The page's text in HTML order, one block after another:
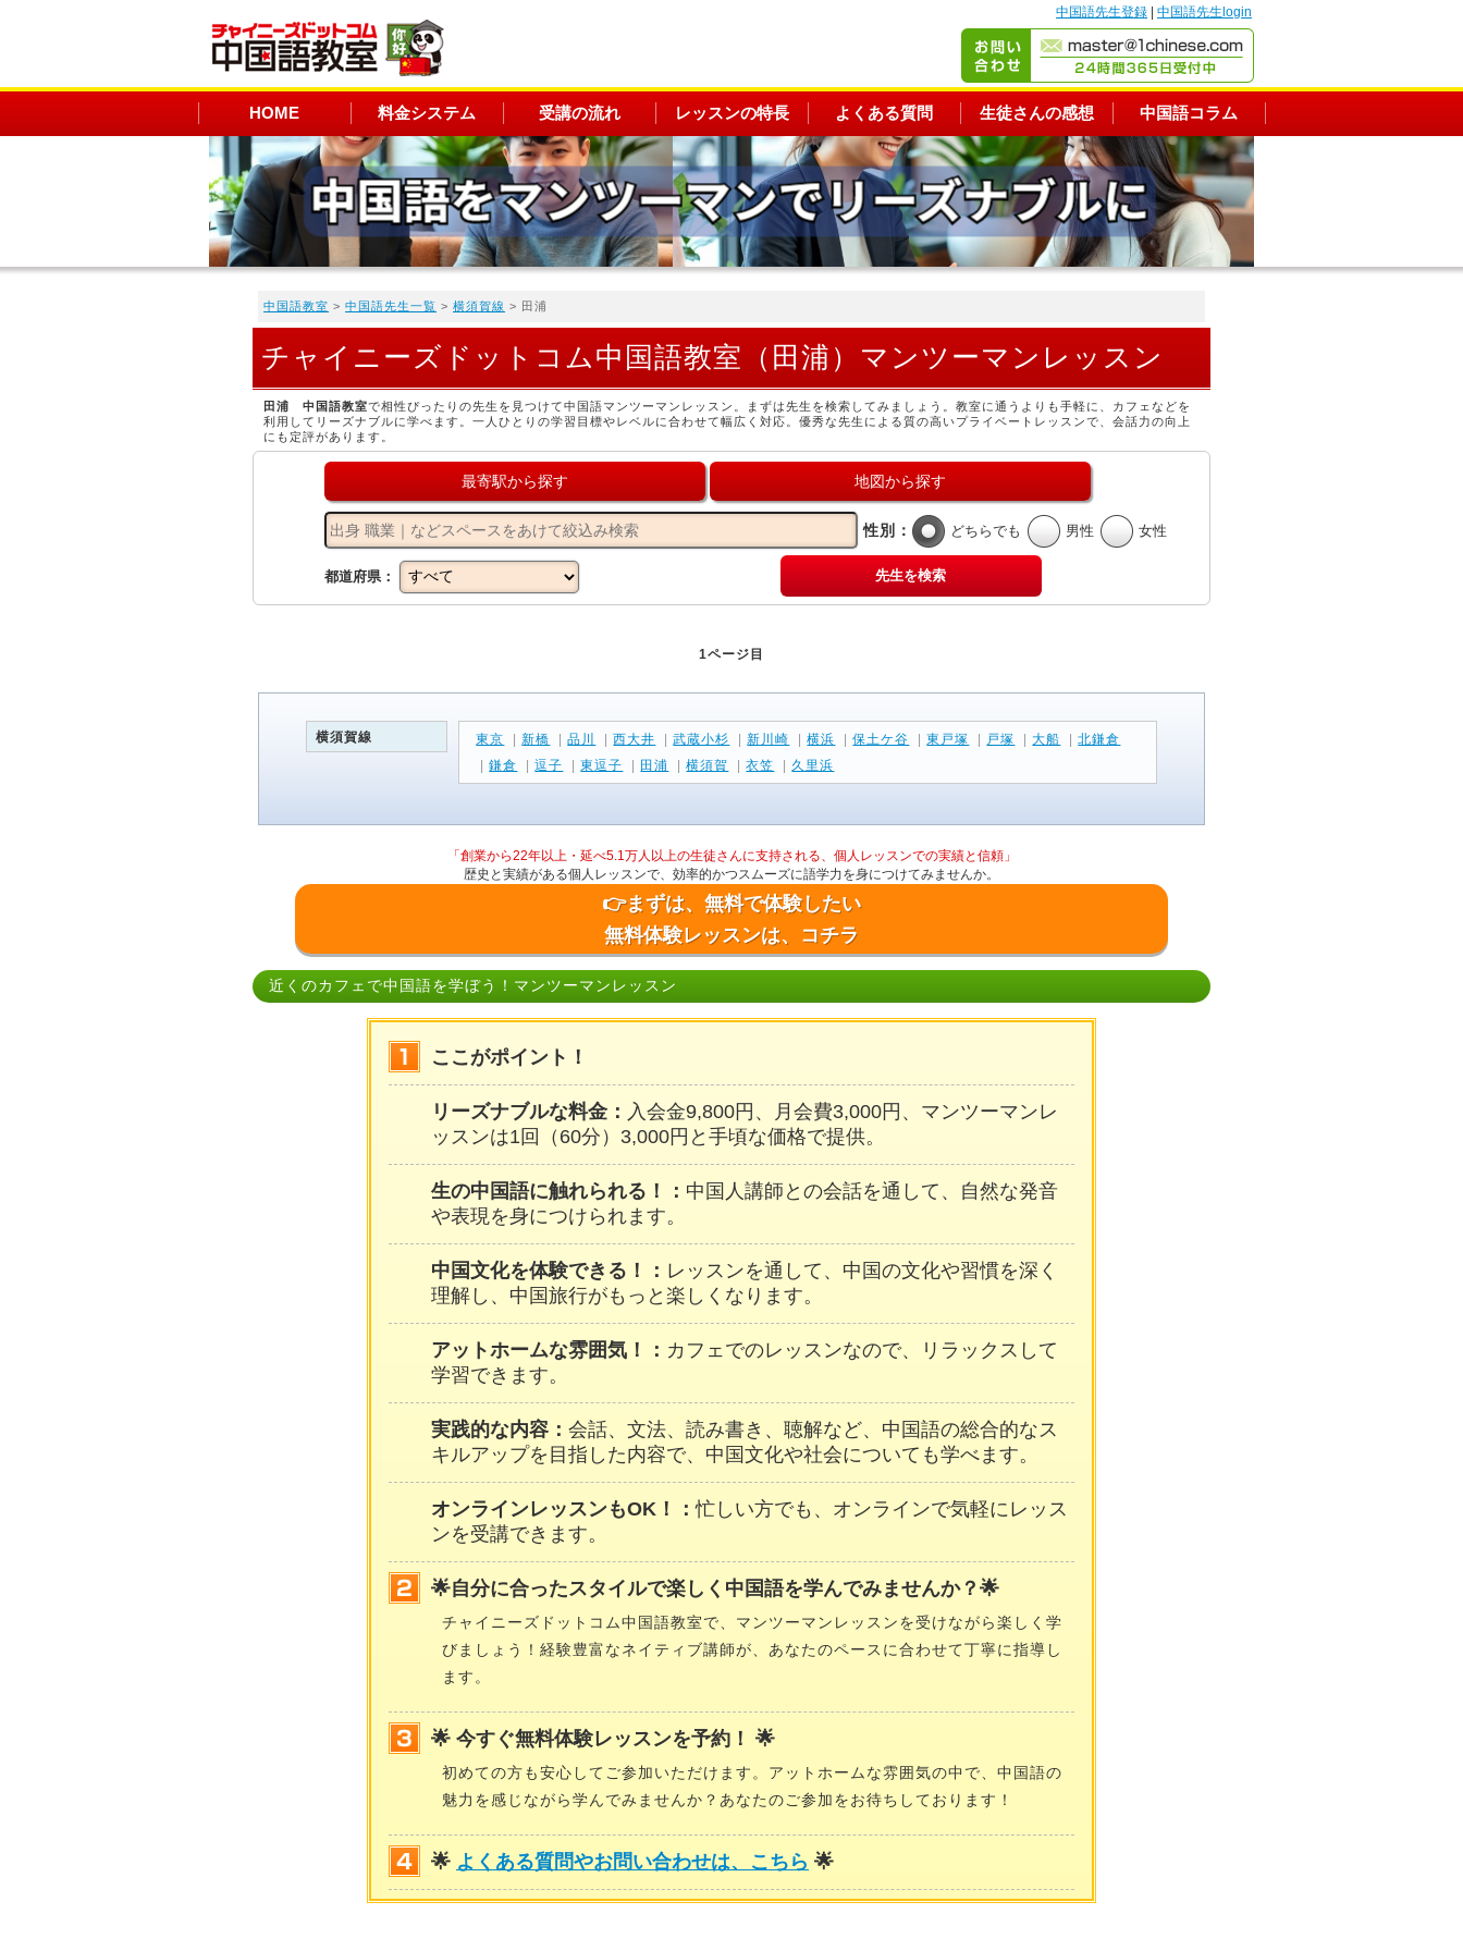
中国語先生登録 中国語先生login
HOME 料金システム 受講の流れ レッスンの特長 よくある質問 生徒さんの感想 中国語コラム
中国語教室 > 中国語先生一覧 > 横須賀線 > 田浦
チャイニーズドットコム中国語教室（田浦）マンツーマンレッスン
田浦 中国語教室で相性ぴったりの先生を見つけて中国語マンツーマンレッスン。まずは先生を検索してみましょう。教室に通うよりも手軽に、カフェなどを
利用してリーズナブルに学べます。一人ひとりの学習目標やレベルに合わせて幅広く対応。優秀な先生による質の高いプライベートレッスンで、会話力の向上
にも定評があります。
最寄駅から探す 地図から探す
性別： どちらでも 男性 女性
都道府県： 先生を検索
1ページ目
横須賀線 東京 |新橋 |品川 |西大井 |武蔵小杉 |新川崎 |横浜 |保土ケ谷 |東戸塚 戸塚 |大船 |北鎌倉
|鎌倉 |逗子 |東逗子 田浦 |横須賀 |衣笠 久里浜
「創業から22年以上・延べ5.1万人以上の生徒さんに支持される、個人レッスンでの実績と信頼」
歴史と実績がある個人レッスンで、効率的かつスムーズに語学力を身につけてみませんか。
👉まずは、無料で体験したい
無料体験レッスンは、コチラ
近くのカフェで中国語を学ぼう！マンツーマンレッスン
ここがポイント！
リーズナブルな料金： 入会金9,800円、月会費3,000円、マンツーマンレ
ッスンは1回（60分）3,000円と手頃な価格で提供。
生の中国語に触れられる！： 中国人講師との会話を通して、自然な発音
や表現を身につけられます。
中国文化を体験できる！： レッスンを通して、中国の文化や習慣を深く
理解し、中国旅行がもっと楽しくなります。
アットホームな雰囲気！： カフェでのレッスンなので、リラックスして
学習できます。
実践的な内容： 会話、文法、読み書き、聴解など、中国語の総合的なス
キルアップを目指した内容で、中国文化や社会についても学べます。
オンラインレッスンもOK！：忙しい方でも、オンラインで気軽にレッス
ンを受講できます。
🌟自分に合ったスタイルで楽しく中国語を学んでみませんか？🌟
チャイニーズドットコム中国語教室で、マンツーマンレッスンを受けながら楽しく学
びましょう！経験豊富なネイティブ講師が、あなたのペースに合わせて丁寧に指導し
ます。
🌟 今すぐ無料体験レッスンを予約！ 🌟
初めての方も安心してご参加いただけます。アットホームな雰囲気の中で、中国語の
魅力を感じながら学んでみませんか？あなたのご参加をお待ちしております！
🌟 よくある質問やお問い合わせは、こちら 🌟